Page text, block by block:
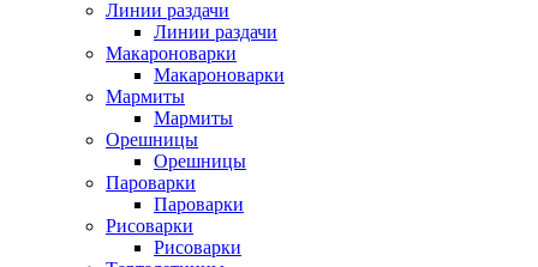
Линии раздачи
Линии раздачи
Макароноварки
Макароноварки
Мармиты
Мармиты
Орешницы
Орешницы
Пароварки
Пароварки
Рисоварки
Рисоварки